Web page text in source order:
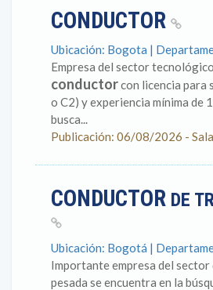
CONDUCTOR
Ubicación: Bogota |
Empresa del sector
conductorcon licencia para
o C2) y experiencia mínima de
busca...
Publicación: 06/08/2026 -
CONDUCTOR DE
Ubicación: Bogotá |
Importante empresa del sector
pesada se encuentra en la